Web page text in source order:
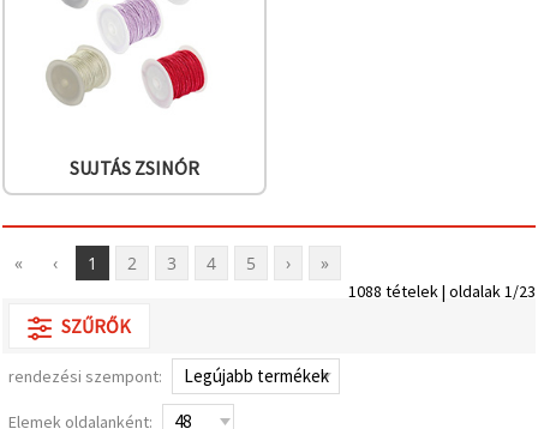
SUJTÁS ZSINÓR
« ‹ 1 2 3 4 5 › »
1088 tételek | oldalak 1/23
SZŰRŐK
rendezési szempont:
Elemek oldalanként: